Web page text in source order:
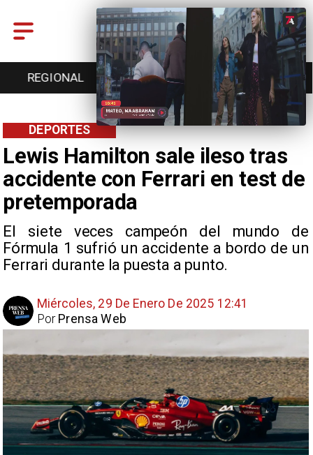
REGIONAL ENTRETENCIÓN DEPORTES
Lewis Hamilton sale ileso tras
accidente con Ferrari en test de
pretemporada
El siete veces campeón del mundo de
Fórmula 1 sufrió un accidente a bordo de un
Ferrari durante la puesta a punto.
DEPORTES
Miércoles, 29 De Enero De 2025 12:41
Prensa Web
Por